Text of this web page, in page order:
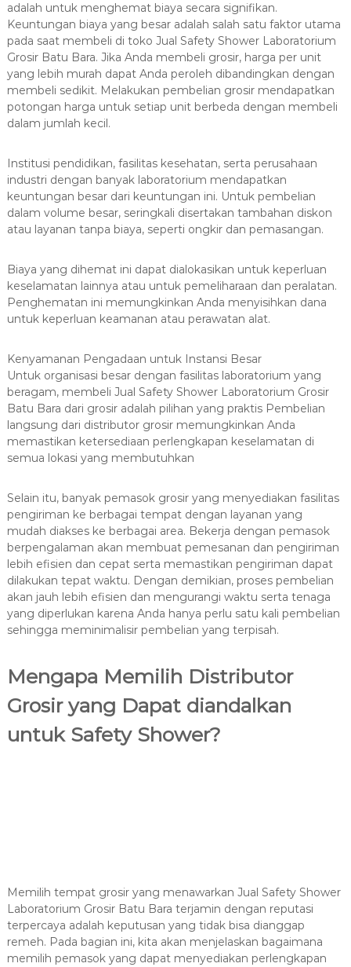
adalah untuk menghemat biaya secara signifikan.
Keuntungan biaya yang besar adalah salah satu faktor utama
pada saat membeli di toko Jual Safety Shower Laboratorium
Grosir Batu Bara. Jika Anda membeli grosir, harga per unit
yang lebih murah dapat Anda peroleh dibandingkan dengan
membeli sedikit. Melakukan pembelian grosir mendapatkan
potongan harga untuk setiap unit berbeda dengan membeli
dalam jumlah kecil.
Institusi pendidikan, fasilitas kesehatan, serta perusahaan
industri dengan banyak laboratorium mendapatkan
keuntungan besar dari keuntungan ini. Untuk pembelian
dalam volume besar, seringkali disertakan tambahan diskon
atau layanan tanpa biaya, seperti ongkir dan pemasangan.
Biaya yang dihemat ini dapat dialokasikan untuk keperluan
keselamatan lainnya atau untuk pemeliharaan dan peralatan.
Penghematan ini memungkinkan Anda menyisihkan dana
untuk keperluan keamanan atau perawatan alat.
Kenyamanan Pengadaan untuk Instansi Besar
Untuk organisasi besar dengan fasilitas laboratorium yang
beragam, membeli Jual Safety Shower Laboratorium Grosir
Batu Bara dari grosir adalah pilihan yang praktis Pembelian
langsung dari distributor grosir memungkinkan Anda
memastikan ketersediaan perlengkapan keselamatan di
semua lokasi yang membutuhkan
Selain itu, banyak pemasok grosir yang menyediakan fasilitas
pengiriman ke berbagai tempat dengan layanan yang
mudah diakses ke berbagai area. Bekerja dengan pemasok
berpengalaman akan membuat pemesanan dan pengiriman
lebih efisien dan cepat serta memastikan pengiriman dapat
dilakukan tepat waktu. Dengan demikian, proses pembelian
akan jauh lebih efisien dan mengurangi waktu serta tenaga
yang diperlukan karena Anda hanya perlu satu kali pembelian
sehingga meminimalisir pembelian yang terpisah.
Mengapa Memilih Distributor
Grosir yang Dapat diandalkan
untuk Safety Shower?
Memilih tempat grosir yang menawarkan Jual Safety Shower
Laboratorium Grosir Batu Bara terjamin dengan reputasi
terpercaya adalah keputusan yang tidak bisa dianggap
remeh. Pada bagian ini, kita akan menjelaskan bagaimana
memilih pemasok yang dapat menyediakan perlengkapan